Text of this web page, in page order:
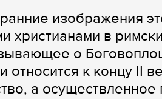
изображения
христианами в
о
относится к концу II
а осуществленное